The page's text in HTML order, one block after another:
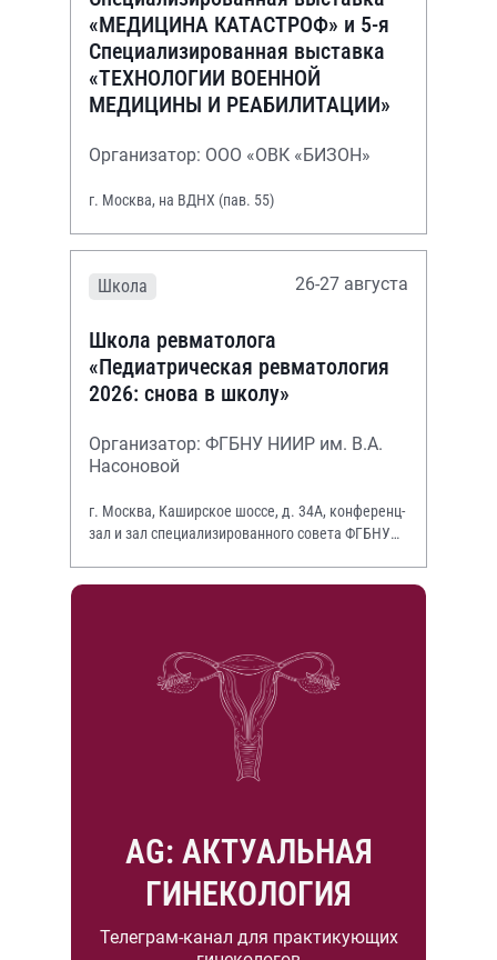
«МЕДИЦИНА КАТАСТРОФ» и 5-я
Специализированная выставка
«ТЕХНОЛОГИИ ВОЕННОЙ
МЕДИЦИНЫ И РЕАБИЛИТАЦИИ»
Организатор: ООО «ОВК «БИЗОН»
г. Москва, на ВДНХ (пав. 55)
Школа 26-27 августа
Школа ревматолога
«Педиатрическая ревматология
2026: снова в школу»
Организатор: ФГБНУ НИИР им. В.А.
Насоновой
г. Москва, Каширское шоссе, д. 34А, конференц-
зал и зал специализированного совета ФГБНУ
AG: АКТУАЛЬНАЯ
ГИНЕКОЛОГИЯ
Телеграм-канал для практикующих